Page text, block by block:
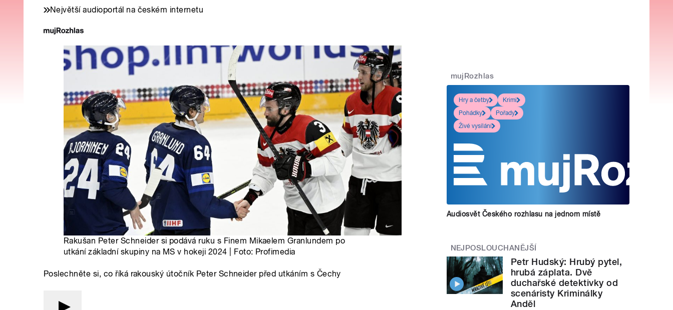
Největší audioportál na českém internetu
Rakušan Peter Schneider si podává ruku s Finem Mikaelem Granlundem po
utkání základní skupiny na MS v hokeji 2024 | Foto: Profimedia
Poslechněte si, co říká rakouský útočník Peter Schneider před utkáním s Čechy
mujRozhlas
Hry a četby
Krimi
Pohádky
Pořady
Živé vysílání
Audiosvět Českého rozhlasu na jednom místě
NEJPOSLOUCHANĚJŠÍ
Petr Hudský: Hrubý pytel,
hrubá záplata. Dvě
duchařské detektivky od
scenáristy Kriminálky
Anděl